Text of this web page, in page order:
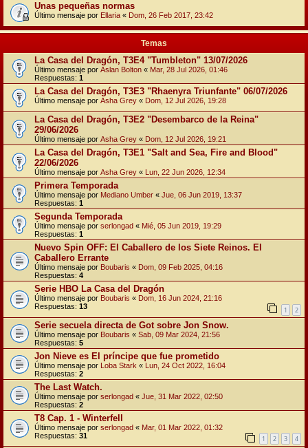
Unas pequeñas normas
Último mensaje por Ellaria « Dom, 26 Feb 2017, 23:42
Temas
La Casa del Dragón, T3E4 "Tumbleton" 13/07/2026
Último mensaje por Aslan Bolton « Mar, 28 Jul 2026, 01:46
Respuestas: 1
La Casa del Dragón, T3E3 "Rhaenyra Triunfante" 06/07/2026
Último mensaje por Asha Grey « Dom, 12 Jul 2026, 19:28
La Casa del Dragón, T3E2 "Desembarco de la Reina"
29/06/2026
Último mensaje por Asha Grey « Dom, 12 Jul 2026, 19:21
La Casa del Dragón, T3E1 "Salt and Sea, Fire and Blood"
22/06/2026
Último mensaje por Asha Grey « Lun, 22 Jun 2026, 12:34
Primera Temporada
Último mensaje por Mediano Umber « Jue, 06 Jun 2019, 13:37
Respuestas: 1
Segunda Temporada
Último mensaje por serlongad « Mié, 05 Jun 2019, 19:29
Respuestas: 1
Nuevo Spin OFF: El Caballero de los Siete Reinos. El
Caballero Errante
Último mensaje por Boubaris « Dom, 09 Feb 2025, 04:16
Respuestas: 4
Serie HBO La Casa del Dragón
Último mensaje por Boubaris « Dom, 16 Jun 2024, 21:16
Respuestas: 13 1 2
Serie secuela directa de Got sobre Jon Snow.
Último mensaje por Boubaris « Sab, 09 Mar 2024, 21:56
Respuestas: 5
Jon Nieve es El príncipe que fue prometido
Último mensaje por Loba Stark « Lun, 24 Oct 2022, 16:04
Respuestas: 2
The Last Watch.
Último mensaje por serlongad « Jue, 31 Mar 2022, 02:50
Respuestas: 2
T8 Cap. 1 - Winterfell
Último mensaje por serlongad « Mar, 01 Mar 2022, 01:32
Respuestas: 31 1 2 3 4